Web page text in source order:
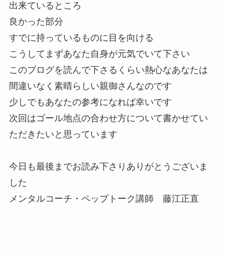
出来ているところ
良かった部分
すでに持っているものに目を向ける
こうしてまずあなた自身が元気でいて下さい
このブログを読んで下さるくらい熱心なあなたは
間違いなく素晴らしい親御さんなのです
少しでもあなたの参考になれば幸いです
次回はゴール地点の合わせ方について書かせてい
ただきたいと思っています
今日も最後までお読み下さりありがとうございま
した
メンタルコーチ・ペップトーク講師 藤江正直